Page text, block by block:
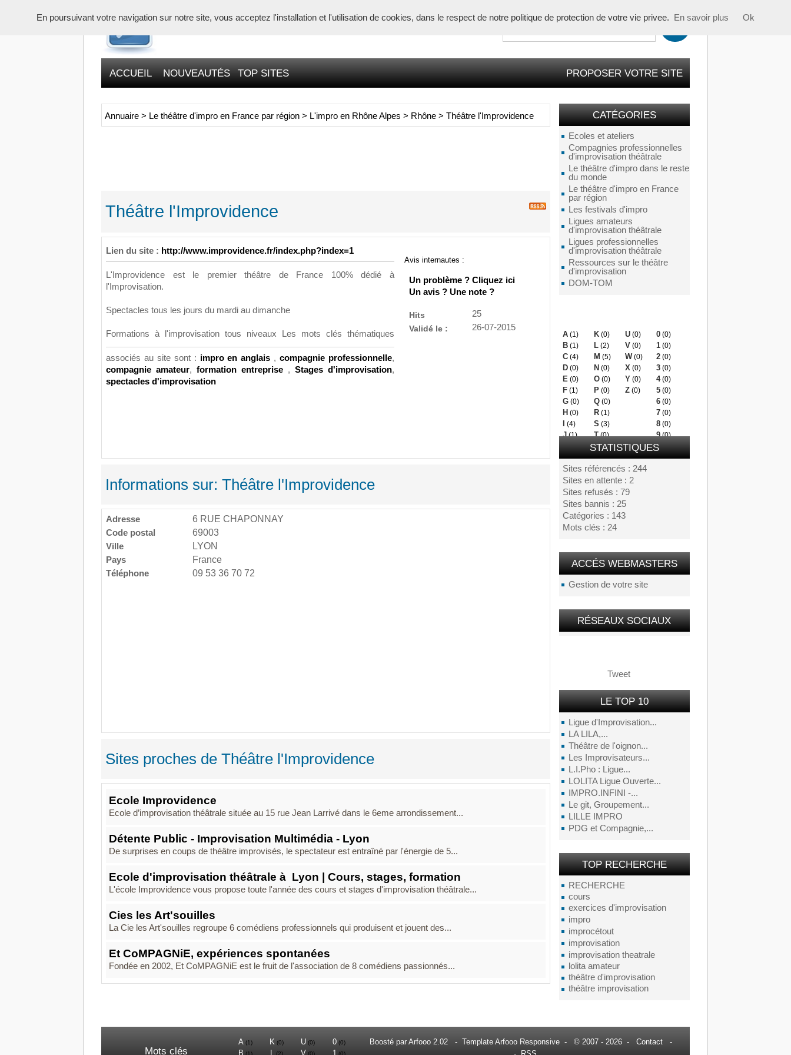
ACCUEIL NOUVEAUTÉS TOP SITES PROPOSER VOTRE SITE
CATÉGORIES
Ecoles et ateliers
Compagnies professionnelles
d'improvisation théâtrale
Le théâtre d'impro dans le reste
du monde
Le théâtre d'impro en France
par région
Les festivals d'impro
Ligues amateurs
d'improvisation théâtrale
Ligues professionnelles
d'improvisation théâtrale
Ressources sur le théâtre
d'improvisation
DOM-TOM
A(1)
B(1)
C(4)
D(0)
E (0)
F(1)
G(0)
H (0)
(4)
J(1)
K(0)
L(2)
M (5)
N (0)
O(0)
P(0)
Q(0)
R(1)
S (3)
T(0)
U(0)
V (0)
W(0)
X (0)
Y (0)
Z(0)
0(0)
1(0)
2(0)
3(0)
4(0)
5(0)
6(0)
7(0)
8(0)
9(0)
STATISTIQUES
Sites référencés : 244
Sites en attente : 2
Sites refusés : 79
Sites bannis : 25
Catégories : 143
Mots clés : 24
ACCÉS WEBMASTERS
Gestion de votre site
RÉSEAUX SOCIAUX
Tweet
LE TOP 10
Ligue d'Improvisation...
LA LILA,...
Théâtre de l'oignon...
Les Improvisateurs...
L.I.Pho : Ligue...
LOLITA Ligue Ouverte...
IMPRO.INFINI -...
Le git, Groupement...
LILLE IMPRO
PDG et Compagnie,...
TOP RECHERCHE
RECHERCHE
cours
exercices d'improvisation
impro
improcétout
improvisation
improvisation theatrale
lolita amateur
théâtre d'improvisation
théâtre improvisation
Annuaire > Le théâtre d'impro en France par région > L'impro en Rhône Alpes > Rhône > Théâtre l'Improvidence
Théâtre l'Improvidence
Lien du site : http://www.improvidence.fr/index.php?index=1
L'Improvidence est le premier théâtre de France 100% dédié à
l'Improvisation.
Spectacles tous les jours du mardi au dimanche
Formations à l'improvisation tous niveaux Les mots clés thématiques
associés au site sont : impro en anglais ,compagnie professionnelle,
compagnie amateur, formation entreprise , Stages d'improvisation,
spectacles d'improvisation
Avis internautes :
Un problème ? Cliquez ici
Un avis ? Une note ?
Hits
25
Validé le :
26-07-2015
Informations sur: Théâtre l'Improvidence
Adresse
6 RUE CHAPONNAY
Code postal
69003
Ville
LYON
Pays
France
Téléphone
09 53 36 70 72
Sites proches de Théâtre l'Improvidence
Ecole Improvidence
Ecole d’improvisation théâtrale située au 15 rue Jean Larrivé dans le 6eme arrondissement...
Détente Public - Improvisation Multimédia - Lyon
De surprises en coups de théâtre improvisés, le spectateur est entraîné par l'énergie de 5...
Ecole d'improvisation théâtrale à Lyon | Cours, stages, formation
L'école Improvidence vous propose toute l'année des cours et stages d'improvisation théâtrale...
Cies les Art'souilles
La Cie les Art'souilles regroupe 6 comédiens professionnels qui produisent et jouent des...
Et CoMPAGNiE, expériences spontanées
Fondée en 2002, Et CoMPAGNiE est le fruit de l'association de 8 comédiens passionnés...
Mots clés
A (1)
B (1)
K (0)
(2)
U(0)
V (0)
0(0)
1 (0)
Boosté par Arfooo 2.02- Template Arfooo Responsive- © 2007 - 2026 - Contact-
En poursuivant votre navigation sur notre site, vous acceptez l'installation et l'utilisation de cookies, dans le respect de notre politique de protection de votre vie privee. En savoir plus Ok